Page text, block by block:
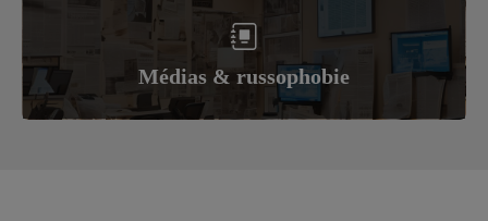
Médias & russophobie